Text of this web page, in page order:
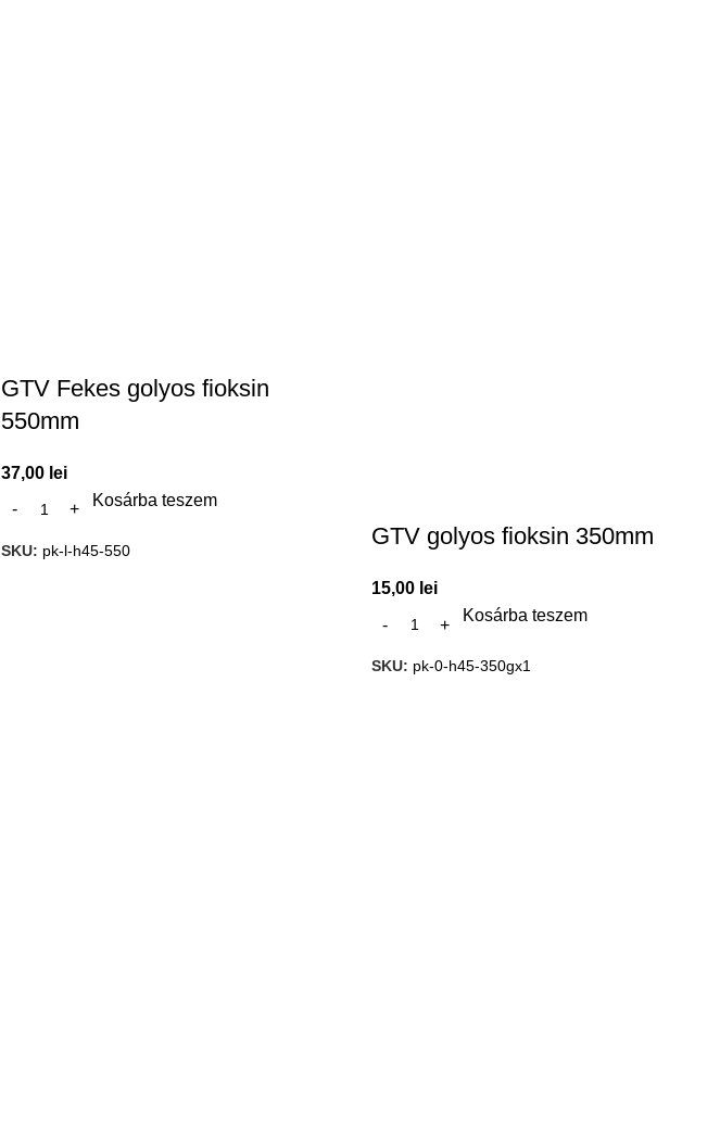
GTV Fekes golyos fioksin
550mm
37,00 lei
Kosárba teszem
SKU: pk-l-h45-550
GTV golyos fioksin 350mm
15,00 lei
Kosárba teszem
SKU: pk-0-h45-350gx1